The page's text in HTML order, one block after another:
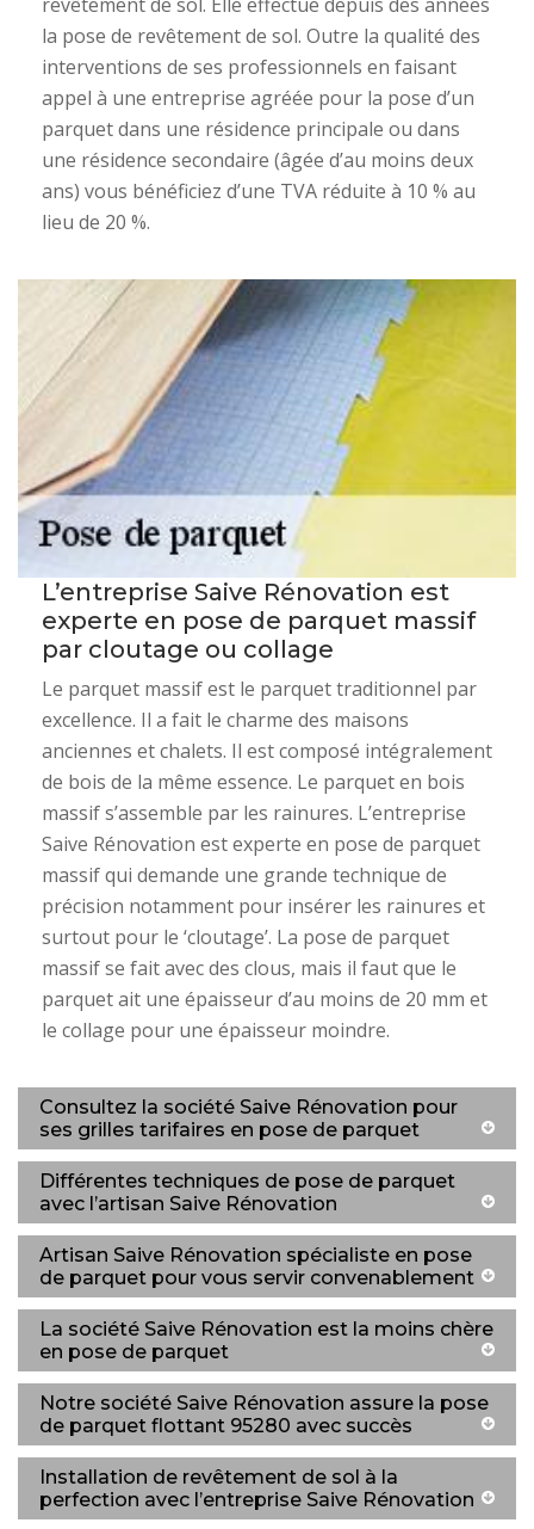
la pose de revêtement de sol. Outre la qualité des
interventions de ses professionnels en faisant
appel à une entreprise agréée pour la pose d’un
parquet dans une résidence principale ou dans
une résidence secondaire (âgée d’au moins deux
ans) vous bénéficiez d’une TVA réduite à 10 % au
lieu de 20 %.
L’entreprise Saive Rénovation est
experte en pose de parquet massif
par cloutage ou collage
Le parquet massif est le parquet traditionnel par
excellence. Il a fait le charme des maisons
anciennes et chalets. Il est composé intégralement
de bois de la même essence. Le parquet en bois
massif s’assemble par les rainures. L’entreprise
Saive Rénovation est experte en pose de parquet
massif qui demande une grande technique de
précision notamment pour insérer les rainures et
surtout pour le ‘cloutage’. La pose de parquet
massif se fait avec des clous, mais il faut que le
parquet ait une épaisseur d’au moins de 20 mm et
le collage pour une épaisseur moindre.
Consultez la société Saive Rénovation pour
ses grilles tarifaires en pose de parquet
Différentes techniques de pose de parquet
avec l’artisan Saive Rénovation
Artisan Saive Rénovation spécialiste en pose
de parquet pour vous servir convenablement
La société Saive Rénovation est la moins chère
en pose de parquet
Notre société Saive Rénovation assure la pose
de parquet flottant 95280 avec succès
Installation de revêtement de sol à la
perfection avec l’entreprise Saive Rénovation